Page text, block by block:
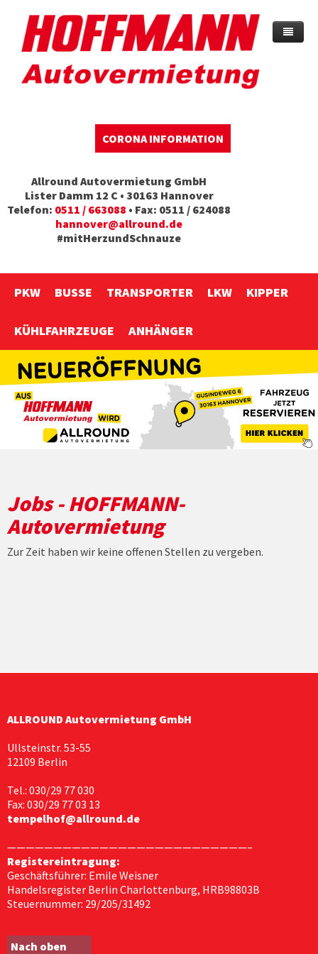
CORONA INFORMATION
Allround Autovermietung GmbH
Lister Damm 12 C • 30163 Hannover
Telefon: 0511 / 663088 • Fax: 0511 / 624088
hannover@allround.de
#mitHerzundSchnauze
PKW BUSSE TRANSPORTER LKW KIPPER
KÜHLFAHRZEUGE ANHÄNGER
Jobs -HOFFMANN-
Autovermietung
Zur Zeit haben wir keine offenen Stellen zu vergeben.
ALLROUND Autovermietung GmbH
Ullsteinstr. 53-55
12109 Berlin
Tel.: 030/29 77 030
Fax: 030/29 77 03 13
tempelhof@allround.de
——————————————————————————–
Registereintragung:
Geschäftsführer: Emile Weisner
Handelsregister Berlin Charlottenburg, HRB98803B
Steuernummer: 29/205/31492
Nach oben
Home
Mieter- und Fahrerinfo
Firmenservice
Umzugsauto mieten
Sparmobil
Unfallersatz
Jobs
Anfahrt